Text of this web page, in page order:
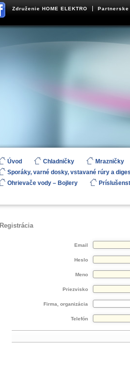
Združenie HOME ELEKTRO Partnerske
Úvod Chladničky Mrazničky
Sporáky, varné dosky, vstavané rúry a
Ohrievače vody – Bojlery
Registrácia
Email
Heslo
Meno
Priezvisko
Firma, organizácia
Telefón